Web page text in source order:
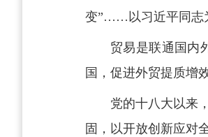
变”……以习近平同志
贸易是联通国内
国，促进外贸提质增
党的十八大以来
固，以开放创新应对